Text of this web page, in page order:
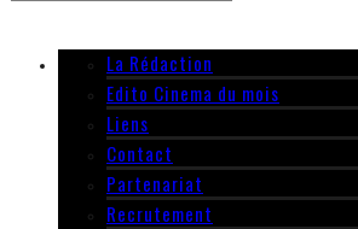
La Rédaction
Edito Cinema du mois
Liens
Contact
Partenariat
Recrutement